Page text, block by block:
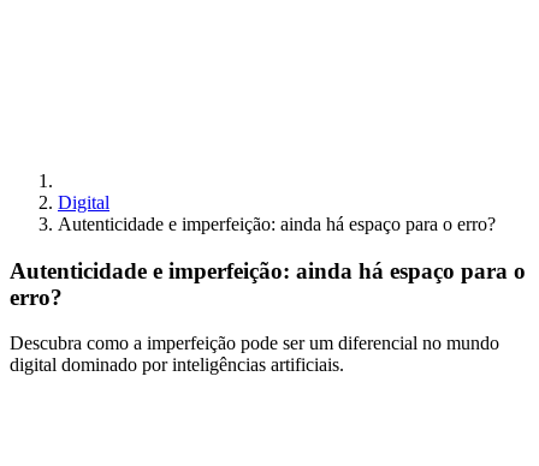
Digital
Autenticidade e imperfeição: ainda há espaço para o erro?
Autenticidade e imperfeição: ainda há espaço para o
erro?
Descubra como a imperfeição pode ser um diferencial no mundo
digital dominado por inteligências artificiais.